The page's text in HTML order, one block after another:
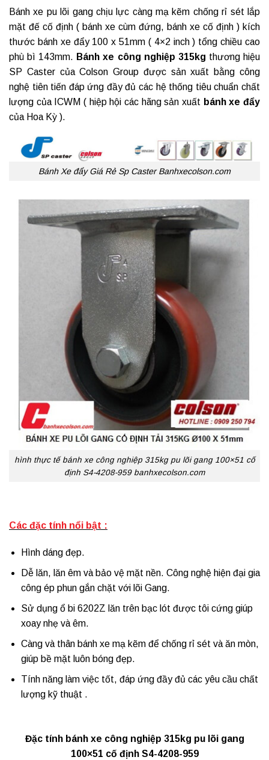
Bánh xe pu lõi gang chịu lực càng mạ kẽm chống rỉ sét lắp
mặt đế cố định ( bánh xe cùm đứng, bánh xe cố định ) kích
thước bánh xe đẩy 100 x 51mm ( 4×2 inch ) tổng chiều cao
phù bì 143mm. Bánh xe công nghiệp 315kg thương hiệu
SP Caster của Colson Group được sản xuất bằng công
nghệ tiên tiến đáp ứng đầy đủ các hệ thống tiêu chuẩn chất
lượng của ICWM ( hiệp hội các hãng sản xuất bánh xe đẩy
của Hoa Kỳ ).
Bánh Xe đẩy Giá Rẻ Sp Caster Banhxecolson.com
hình thực tế bánh xe công nghiệp 315kg pu lõi gang 100×51 cố
định S4-4208-959 banhxecolson.com
Các đặc tính nổi bật :
Hình dáng đẹp.
Dễ lăn, lăn êm và bảo vệ mặt nền. Công nghệ hiện đại gia
công ép phun gắn chặt với lõi Gang.
Sử dụng ổ bi 6202Z lăn trên bạc lót được tôi cứng giúp
xoay nhẹ và êm.
Càng và thân bánh xe mạ kẽm để chống rỉ sét và ăn mòn,
giúp bề mặt luôn bóng đẹp.
Tính năng làm việc tốt, đáp ứng đầy đủ các yêu cầu chất
lượng kỹ thuật .
Đặc tính bánh xe công nghiệp 315kg pu lõi gang
100×51 cố định S4-4208-959